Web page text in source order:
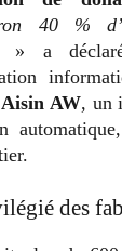
40 %
a déclaré
Aisin AW, un
des